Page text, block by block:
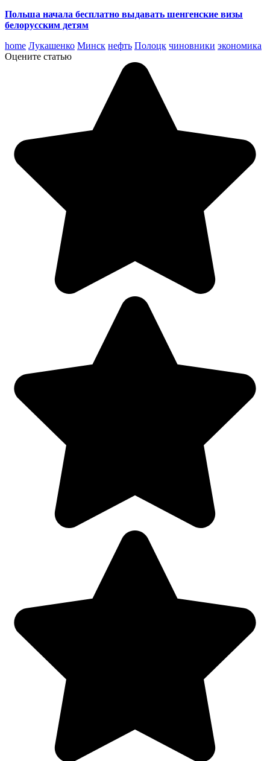
Польша начала бесплатно выдавать шенгенские визы
белорусским детям
home Лукашенко Минск нефть Полоцк чиновники экономика
Оцените статью